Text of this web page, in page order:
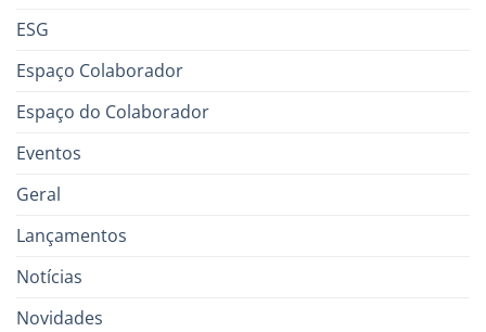
ESG
Espaço Colaborador
Espaço do Colaborador
Eventos
Geral
Lançamentos
Notícias
Novidades